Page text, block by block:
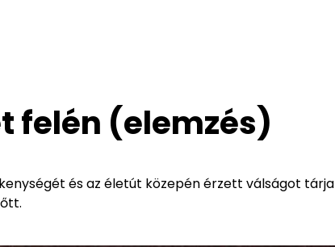
felén (elemzés)
és az életút közepén érzett válságot tárja